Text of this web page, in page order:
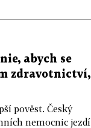
abych se
zdravotnictví,
pověst. Český
nemocnic jezdí